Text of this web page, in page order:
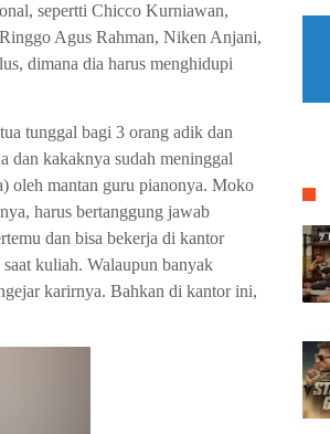
sepertti Chicco Kurniawan,
Agus Rahman, Niken Anjani,
dimana dia harus menghidupi
tunggal bagi 3 orang adik dan
dan kakaknya sudah meninggal
oleh mantan guru pianonya. Moko
harus bertanggung jawab
dan bisa bekerja di kantor
kuliah. Walaupun banyak
karirnya. Bahkan di kantor ini,